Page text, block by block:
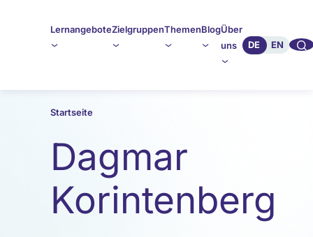
LernangeboteZielgruppenThemenBlogÜber
uns
DE EN 🔍︎︎
Startseite
Dagmar
Korintenberg